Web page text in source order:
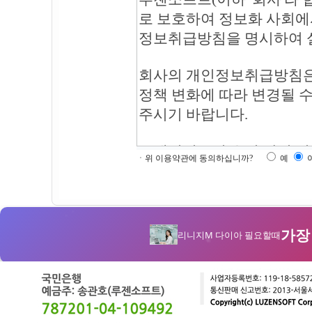
ㆍ위 이용약관에 동의하십니까? 예